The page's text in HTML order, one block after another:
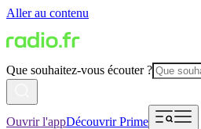
Aller au contenu
Que souhaitez-vous écouter ?
Ouvrir l'appDécouvrir Prime